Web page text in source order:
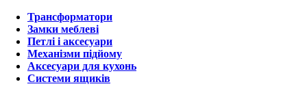
Трансформатори
Замки меблеві
Петлі і аксесуари
Механізми підйому
Аксесуари для кухонь
Системи ящиків